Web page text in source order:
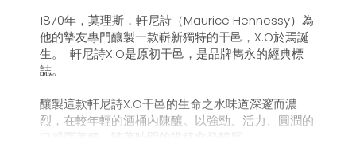
1870年，莫理斯．軒尼詩（Maurice Hennessy）為
他的摯友專門釀製一款嶄新獨特的干邑，X.O於焉誕
生。 軒尼詩X.O是原初干邑，是品牌雋永的經典標
誌。
釀製這款軒尼詩X.O干邑的生命之水味道深邃而濃
烈，在較年輕的酒桶內陳釀。以強勁、活力、圓潤的
口感而著稱，隨著時間的推移愈發醇厚。